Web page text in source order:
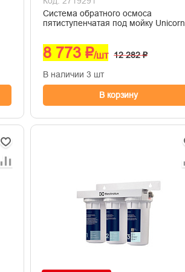
Система обратного осмоса
пятиступенчатая под мойку Unicorn
8 773 ₽/шт 12 282 ₽
В наличии 3 шт
В корзину